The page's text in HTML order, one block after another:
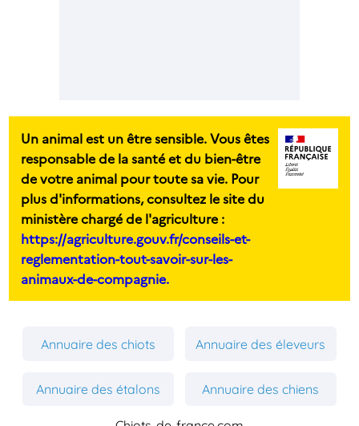
Un animal est un être sensible. Vous êtes
responsable de la santé et du bien-être
de votre animal pour toute sa vie. Pour
plus d'informations, consultez le site du
ministère chargé de l'agriculture :
https://agriculture.gouv.fr/conseils-et-
reglementation-tout-savoir-sur-les-
animaux-de-compagnie.
Annuaire des chiots Annuaire des éleveurs
Annuaire des étalons Annuaire des chiens